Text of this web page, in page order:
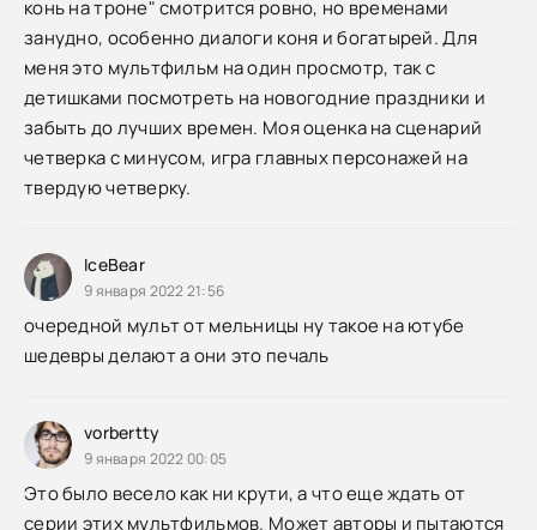
конь на троне" смотрится ровно, но временами
занудно, особенно диалоги коня и богатырей. Для
меня это мультфильм на один просмотр, так с
детишками посмотреть на новогодние праздники и
забыть до лучших времен. Моя оценка на сценарий
четверка с минусом, игра главных персонажей на
твердую четверку.
IceBear
9 января 2022 21:56
очередной мульт от мельницы ну такое на ютубе
шедевры делают а они это печаль
vorbertty
9 января 2022 00:05
Это было весело как ни крути, а что еще ждать от
серии этих мультфильмов. Может авторы и пытаются